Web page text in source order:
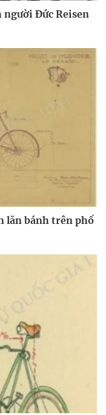
người Đức Reisen
lăn bánh trên phố